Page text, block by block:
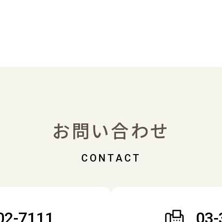
お問い合わせ
7111